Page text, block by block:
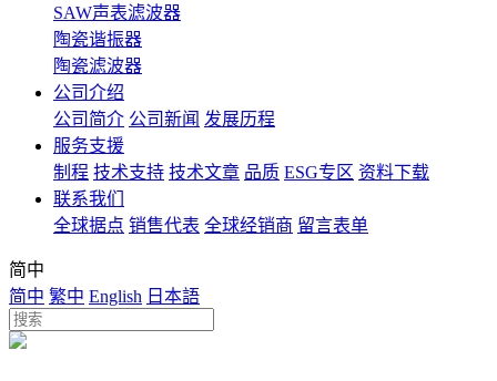
SAW声表滤波器
陶瓷谐振器
陶瓷滤波器
公司介绍
公司简介 公司新闻 发展历程
服务支援
制程 技术支持 技术文章 品质 ESG专区 资料下载
联系我们
全球据点 销售代表 全球经销商 留言表单
简中
简中 繁中 English 日本語